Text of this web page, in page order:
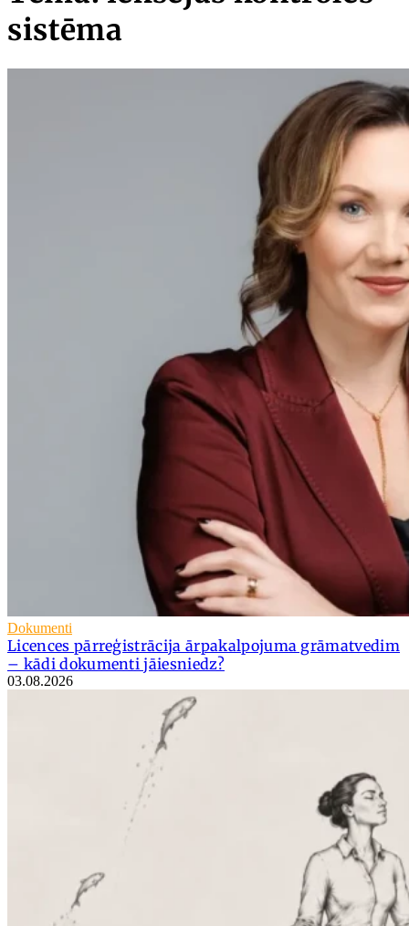
sistēma
Dokumenti
Licences pārreģistrācija ārpakalpojuma grāmatvedim
– kādi dokumenti jāiesniedz?
03.08.2026